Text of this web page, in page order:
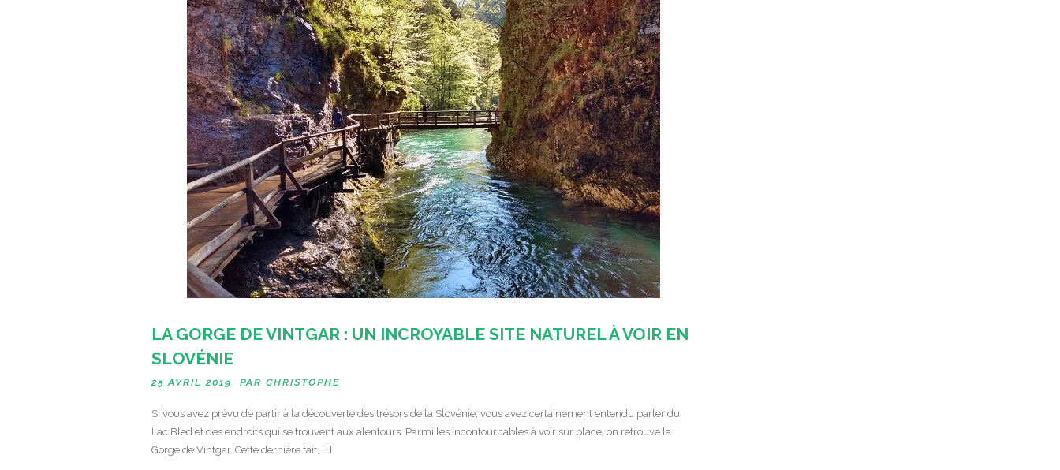
LA GORGE DE VINTGAR : UN INCROYABLE SITE NATUREL À VOIR EN
SLOVÉNIE
25 AVRIL 2019 PAR CHRISTOPHE
Si vous avez prévu de partir à la découverte des trésors de la Slovénie, vous avez certainement entendu parler du
Lac Bled et des endroits qui se trouvent aux alentours. Parmi les incontournables à voir sur place, on retrouve la
Gorge de Vintgar. Cette dernière fait, […]